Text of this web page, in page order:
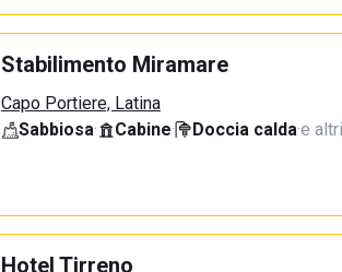
Stabilimento Miramare
Capo Portiere, Latina
Sabbiosa· Cabine· Doccia calda·e
Hotel Tirreno